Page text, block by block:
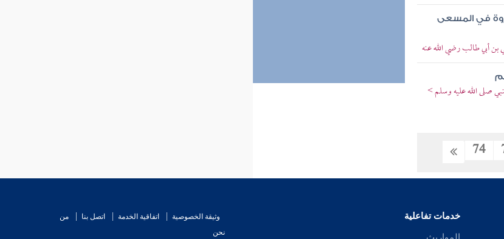
في المسعى
بن أبي طالب رضي الله عنه
صلى الله عليه وسلم >
74
خدمات تفاعلية وثيقة الخصوصية اتفاقية الخدمة اتصل بنا
من
نحن